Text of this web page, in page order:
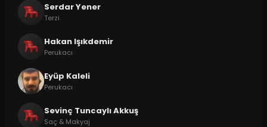
Serdar Yener
Terzi
Hakan Işıkdemir
Perukacı
Eyüp Kaleli
Perukacı
Sevinç Tuncaylı Akkuş
Saç & Makyaj